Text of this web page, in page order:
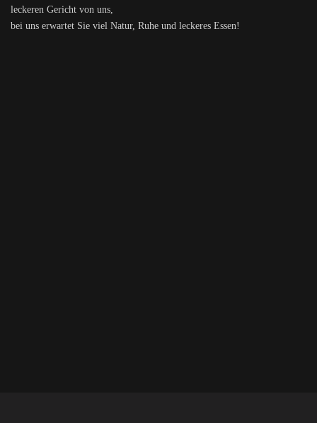
leckeren Gericht von uns,
bei uns erwartet Sie viel Natur, Ruhe und leckeres Essen!